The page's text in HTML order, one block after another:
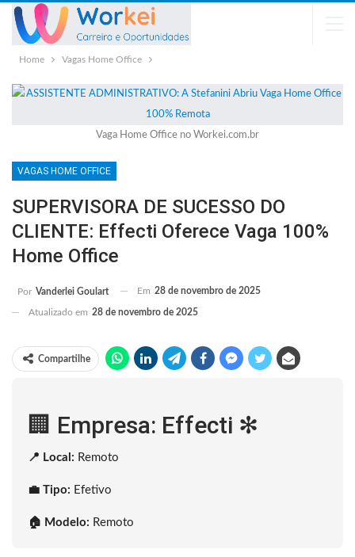
Home Vagas Home Office
Vaga Home Office no Workei.com.br
VAGAS HOME OFFICE
SUPERVISORA DE SUCESSO DO
CLIENTE: Effecti Oferece Vaga 100%
Home Office
Por Vanderlei Goulart Em 28 de novembro de 2025
Atualizado em 28 de novembro de 2025
Compartilhe
🏢 Empresa: Effecti ✻
📍 Local: Remoto
💼 Tipo: Efetivo
🏠 Modelo: Remoto